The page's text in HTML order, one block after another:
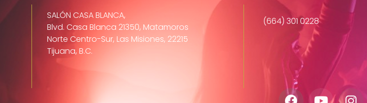
SALÓN CASA BLANCA,
Blvd. Casa Blanca 21350, Matamoros
Norte Centro-Sur, Las Misiones, 22215
Tijuana, B.C.
(664) 301 0228